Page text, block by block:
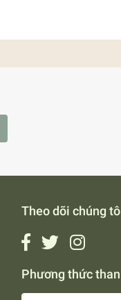
Theo dõi chúng
Phương thức